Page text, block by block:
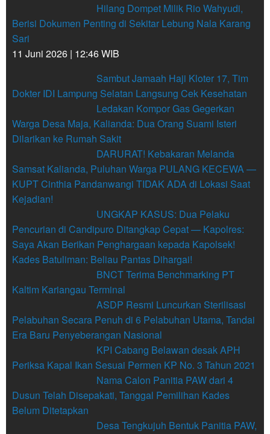
Hilang Dompet Milik Rio Wahyudi,
Berisi Dokumen Penting di Sekitar Lebung Nala Karang
Sari
11 Juni 2026 | 12:46 WIB
Sambut Jamaah Haji Kloter 17, Tim
Dokter IDI Lampung Selatan Langsung Cek Kesehatan
Ledakan Kompor Gas Gegerkan
Warga Desa Maja, Kalianda: Dua Orang Suami Isteri
Dilarikan ke Rumah Sakit
DARURAT! Kebakaran Melanda
Samsat Kalianda, Puluhan Warga PULANG KECEWA —
KUPT Cinthia Pandanwangi TIDAK ADA di Lokasi Saat
Kejadian!
UNGKAP KASUS: Dua Pelaku
Pencurian di Candipuro Ditangkap Cepat — Kapolres:
Saya Akan Berikan Penghargaan kepada Kapolsek!
Kades Batuliman: Beliau Pantas Dihargai!
BNCT Terima Benchmarking PT
Kaltim Kariangau Terminal
ASDP Resmi Luncurkan Sterilisasi
Pelabuhan Secara Penuh di 6 Pelabuhan Utama, Tandai
Era Baru Penyeberangan Nasional
KPI Cabang Belawan desak APH
Periksa Kapal Ikan Sesuai Permen KP No. 3 Tahun 2021
Nama Calon Panitia PAW dari 4
Dusun Telah Disepakati, Tanggal Pemilihan Kades
Belum Ditetapkan
Desa Tengkujuh Bentuk Panitia PAW,